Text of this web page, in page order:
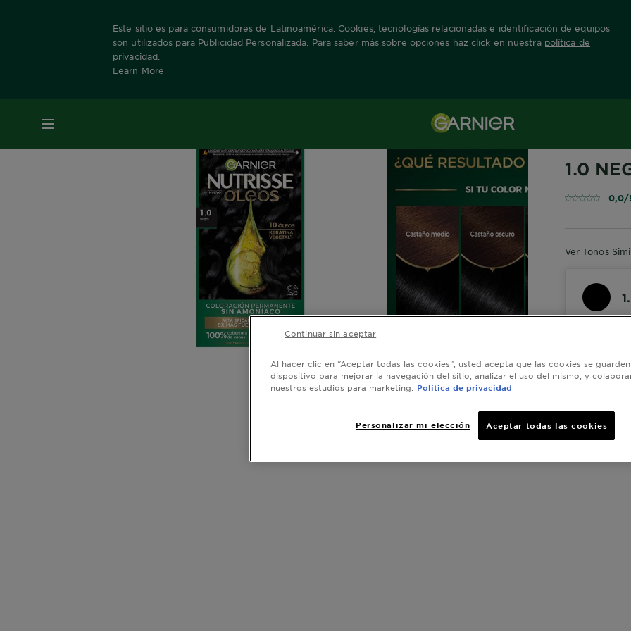
Este sitio es para consumidores de Latinoamérica. Cookies, tecnologías relacionadas e identificación de equipos
son utilizados para Publicidad Personalizada. Para saber más sobre opciones haz click en nuestra política de
privacidad
Learn More
MENÚ
Home Nuestras Marcas
SLIDE 1SLIDE 2
SLIDE 3
SLIDE 4
SLIDE 5
SLIDE 6
SLIDE 7
SLIDE 8SLIDE 9
1.0
0,0/
Ver Tonos
Coloración
con 10
un color
Al hacer clic en “Aceptar todas las cookies”, usted acepta que las cookies se
dispositivo para mejorar la navegación del sitio, analizar el uso del mismo, y
nuestros estudios para marketing.
Política de privacidad
Personalizar mi elección Aceptar todas las cookies
Continuar sin aceptar